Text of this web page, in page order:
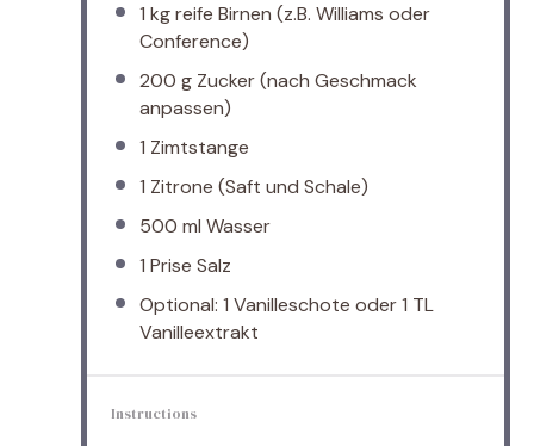
1 kg reife Birnen (z.B. Williams oder
Conference)
200 g Zucker (nach Geschmack
anpassen)
1 Zimtstange
1 Zitrone (Saft und Schale)
500 ml Wasser
1 Prise Salz
Optional: 1 Vanilleschote oder 1 TL
Vanilleextrakt
Instructions